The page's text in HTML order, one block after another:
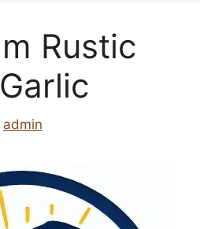
Rustic
admin